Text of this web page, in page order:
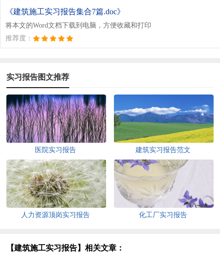
《建筑施工实习报告集合7篇.doc》
将本文的Word文档下载到电脑，方便收藏和打印
推荐度：
实习报告图文推荐
医院实习报告 建筑实习报告范文
人力资源顶岗实习报告 化工厂实习报告
【建筑施工实习报告】相关文章：